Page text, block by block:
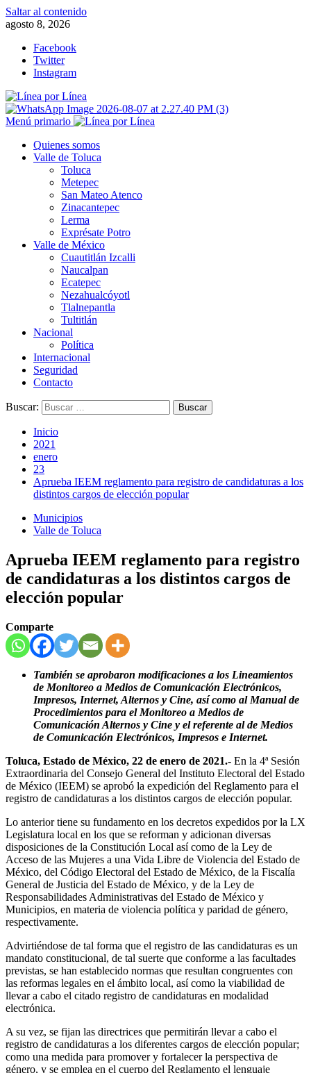
Saltar al contenido
agosto 8, 2026
Facebook
Twitter
Instagram
Menú primario
Quienes somos
Valle de Toluca
Toluca
Metepec
San Mateo Atenco
Zinacantepec
Lerma
Exprésate Potro
Valle de México
Cuautitlán Izcalli
Naucalpan
Ecatepec
Nezahualcóyotl
Tlalnepantla
Tultitlán
Nacional
Política
Internacional
Seguridad
Contacto
Buscar:
Inicio
2021
enero
23
Aprueba IEEM reglamento para registro de candidaturas a los
distintos cargos de elección popular
Municipios
Valle de Toluca
Aprueba IEEM reglamento para registro
de candidaturas a los distintos cargos de
elección popular
Comparte
También se aprobaron modificaciones a los Lineamientos
de Monitoreo a Medios de Comunicación Electrónicos,
Impresos, Internet, Alternos y Cine, así como al Manual de
Procedimientos para el Monitoreo a Medios de
Comunicación Alternos y Cine y el referente al de Medios
de Comunicación Electrónicos, Impresos e Internet.
Toluca, Estado de México, 22 de enero de 2021.- En la 4ª Sesión
Extraordinaria del Consejo General del Instituto Electoral del Estado
de México (IEEM) se aprobó la expedición del Reglamento para el
registro de candidaturas a los distintos cargos de elección popular.
Lo anterior tiene su fundamento en los decretos expedidos por la LX
Legislatura local en los que se reforman y adicionan diversas
disposiciones de la Constitución Local así como de la Ley de
Acceso de las Mujeres a una Vida Libre de Violencia del Estado de
México, del Código Electoral del Estado de México, de la Fiscalía
General de Justicia del Estado de México, y de la Ley de
Responsabilidades Administrativas del Estado de México y
Municipios, en materia de violencia política y paridad de género,
respectivamente.
Advirtiéndose de tal forma que el registro de las candidaturas es un
mandato constitucional, de tal suerte que conforme a las facultades
previstas, se han establecido normas que resultan congruentes con
las reformas legales en el ámbito local, así como la viabilidad de
llevar a cabo el citado registro de candidaturas en modalidad
electrónica.
A su vez, se fijan las directrices que permitirán llevar a cabo el
registro de candidaturas a los diferentes cargos de elección popular;
como una medida para promover y fortalecer la perspectiva de
género, y se emplea en el cuerpo del Reglamento el lenguaje